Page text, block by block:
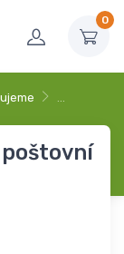
0
…
poštovní